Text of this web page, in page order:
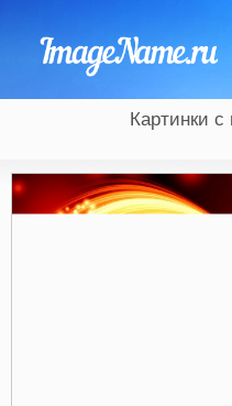
Картинки